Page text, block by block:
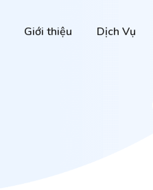
Giới thiệu Dịch Vụ